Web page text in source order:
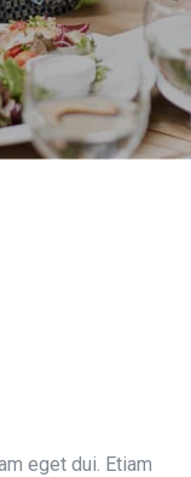
eget dui. Etiam